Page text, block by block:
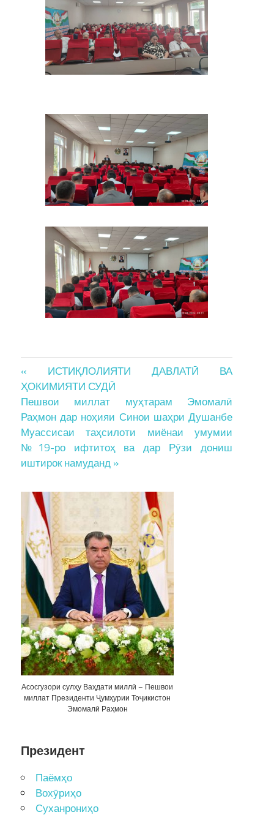
Post
navigation
« ИСТИҚЛОЛИЯТИ ДАВЛАТӢ ВА
ҲОКИМИЯТИ СУДӢ
Пешвои миллат муҳтарам Эмомалӣ
Раҳмон дар ноҳияи Синои шаҳри Душанбе
Муассисаи таҳсилоти миёнаи умумии
№19-ро ифтитоҳ ва дар Рӯзи дониш
иштирок намуданд »
Асосгузори сулҳу Ваҳдати миллӣ – Пешвои
миллат Президенти Ҷумҳурии Тоҷикистон
Эмомалӣ Раҳмон
Президент
Паёмҳо
Вохӯриҳо
Суханрониҳо